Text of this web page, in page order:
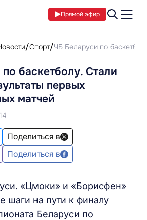
Прямой эфир
Спорт ЧБ Беларуси по
баскетболу. Стали
первых
матчей
Поделиться в
Поделиться в
«Цмоки» и «Борисфен»
шаги на пути к финалу
Беларуси по